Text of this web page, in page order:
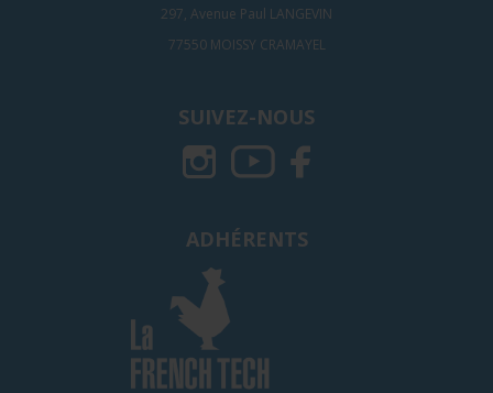
297, Avenue Paul LANGEVIN
77550 MOISSY CRAMAYEL
SUIVEZ-NOUS
ADHÉRENTS